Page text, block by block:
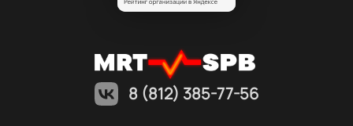
8 (812) 385-77-56